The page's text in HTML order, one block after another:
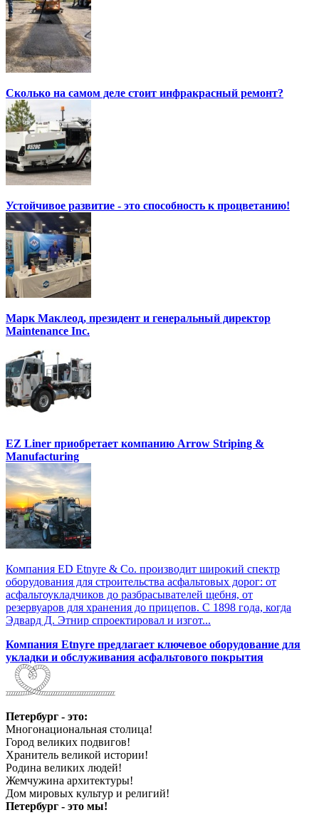
Сколько на самом деле стоит инфракрасный ремонт?
Устойчивое развитие - это способность к процветанию!
Марк Маклеод, президент и генеральный директор
Maintenance Inc.
EZ Liner приобретает компанию Arrow Striping &
Manufacturing
Компания ED Etnyre & Co. производит широкий спектр
оборудования для строительства асфальтовых дорог: от
асфальтоукладчиков до разбрасывателей щебня, от
резервуаров для хранения до прицепов. С 1898 года, когда
Эдвард Д. Этнир спроектировал и изгот...
Компания Etnyre предлагает ключевое оборудование для
укладки и обслуживания асфальтового покрытия
Петербург - это:
Многонациональная столица!
Город великих подвигов!
Хранитель великой истории!
Родина великих людей!
Жемчужина архитектуры!
Дом мировых культур и религий!
Петербург - это мы!